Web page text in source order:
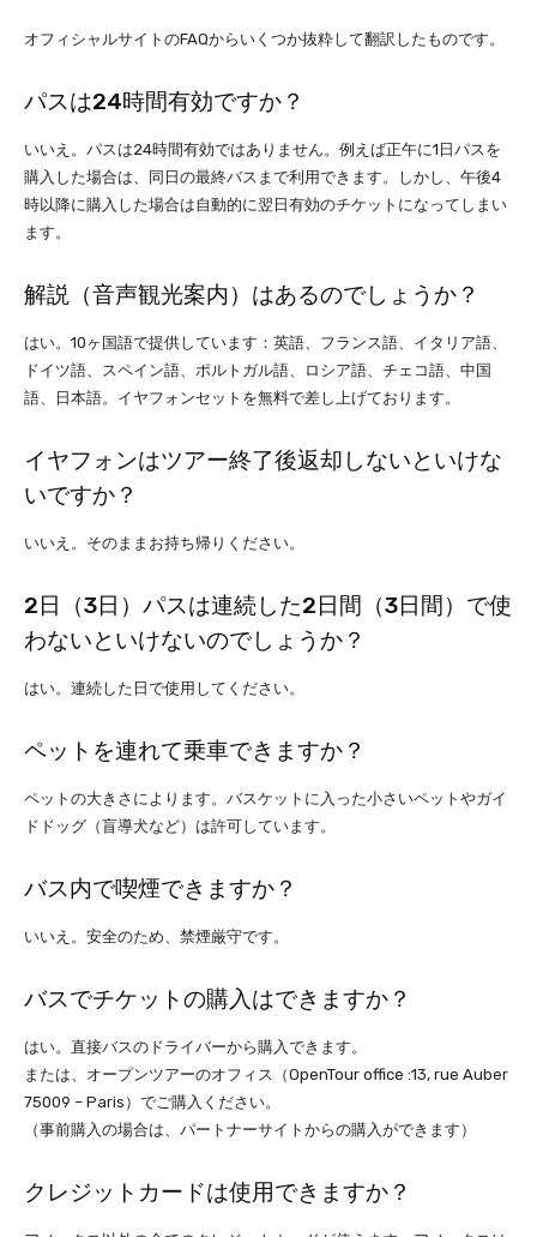
オフィシャルサイトのFAQからいくつか抜粋して翻訳したものです。
パスは24時間有効ですか？
いいえ。パスは24時間有効ではありません。例えば正午に1日パスを
購入した場合は、同日の最終バスまで利用できます。しかし、午後4
時以降に購入した場合は自動的に翌日有効のチケットになってしまい
ます。
解説（音声観光案内）はあるのでしょうか？
はい。10ヶ国語で提供しています：英語、フランス語、イタリア語、
ドイツ語、スペイン語、ポルトガル語、ロシア語、チェコ語、中国
語、日本語。イヤフォンセットを無料で差し上げております。
イヤフォンはツアー終了後返却しないといけな
いですか？
いいえ。そのままお持ち帰りください。
2日（3日）パスは連続した2日間（3日間）で使
わないといけないのでしょうか？
はい。連続した日で使用してください。
ペットを連れて乗車できますか？
ペットの大きさによります。バスケットに入った小さいペットやガイ
ドドッグ（盲導犬など）は許可しています。
バス内で喫煙できますか？
いいえ。安全のため、禁煙厳守です。
バスでチケットの購入はできますか？
はい。直接バスのドライバーから購入できます。
または、オープンツアーのオフィス（OpenTour office :13, rue Auber
75009 – Paris）でご購入ください。
（事前購入の場合は、パートナーサイトからの購入ができます）
クレジットカードは使用できますか？